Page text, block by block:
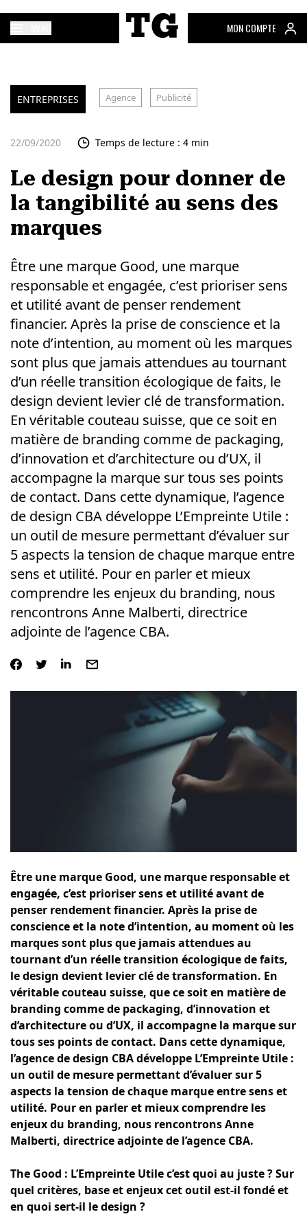
MON COMPTE
ENTREPRISES Agence Publicité
22/09/2020 Temps de lecture : 4 min
Le design pour donner de
la tangibilité au sens des
marques
Être une marque Good, une marque
responsable et engagée, c’est prioriser sens
et utilité avant de penser rendement
financier. Après la prise de conscience et la
note d’intention, au moment où les marques
sont plus que jamais attendues au tournant
d’un réelle transition écologique de faits, le
design devient levier clé de transformation.
En véritable couteau suisse, que ce soit en
matière de branding comme de packaging,
d’innovation et d’architecture ou d’UX, il
accompagne la marque sur tous ses points
de contact. Dans cette dynamique, l’agence
de design CBA développe L’Empreinte Utile :
un outil de mesure permettant d’évaluer sur
5 aspects la tension de chaque marque entre
sens et utilité. Pour en parler et mieux
comprendre les enjeux du branding, nous
rencontrons Anne Malberti, directrice
adjointe de l’agence CBA.
Être une marque Good, une marque responsable et
engagée, c’est prioriser sens et utilité avant de
penser rendement financier. Après la prise de
conscience et la note d’intention, au moment où les
marques sont plus que jamais attendues au
tournant d’un réelle transition écologique de faits,
le design devient levier clé de transformation. En
véritable couteau suisse, que ce soit en matière de
branding comme de packaging, d’innovation et
d’architecture ou d’UX, il accompagne la marque sur
tous ses points de contact. Dans cette dynamique,
l’agence de design CBA développe L’Empreinte Utile :
un outil de mesure permettant d’évaluer sur 5
aspects la tension de chaque marque entre sens et
utilité. Pour en parler et mieux comprendre les
enjeux du branding, nous rencontrons Anne
Malberti, directrice adjointe de l’agence CBA.
The Good : L’Empreinte Utile c’est quoi au juste ? Sur
quel critères, base et enjeux cet outil est-il fondé et
en quoi sert-il le design ?